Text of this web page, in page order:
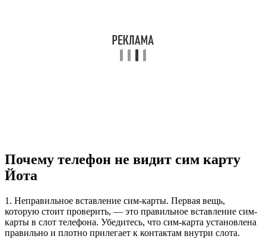
Почему телефон не видит сим карту
Йота
1. Неправильное вставление сим-карты. Первая вещь,
которую стоит проверить, — это правильное вставление сим-
карты в слот телефона. Убедитесь, что сим-карта установлена
правильно и плотно прилегает к контактам внутри слота.